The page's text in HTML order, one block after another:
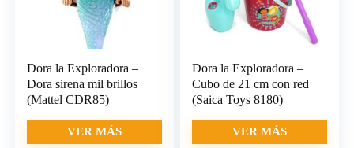
Dora la Exploradora –
Dora sirena mil brillos
(Mattel CDR85)
VER MÁS
Dora la Exploradora –
Cubo de 21 cm con red
(Saica Toys 8180)
VER MÁS